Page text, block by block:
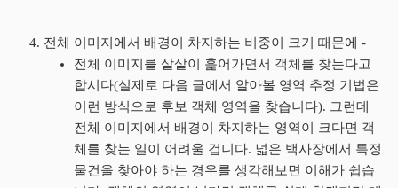
전체 이미지에서 배경이 차지하는 비중이 크기 때문에 -
전체 이미지를 샅샅이 훑어가면서 객체를 찾는다고
합시다(실제로 다음 글에서 알아볼 영역 추정 기법은
이런 방식으로 후보 객체 영역을 찾습니다). 그런데
전체 이미지에서 배경이 차지하는 영역이 크다면 객
체를 찾는 일이 어려울 겁니다. 넓은 백사장에서 특정
물건을 찾아야 하는 경우를 생각해보면 이해가 쉽습